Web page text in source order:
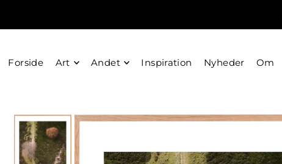
Forside Art Andet Inspiration Nyheder Om